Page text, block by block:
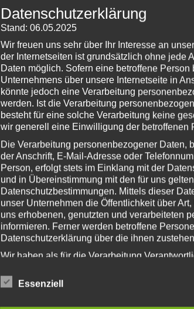
Datenschutzerklärung
Stand: 06.05.2025
Wir freuen uns sehr über Ihr Interesse an
der Internetseiten ist grundsätzlich ohne jede
Daten möglich. Sofern eine betroffene
Unternehmens über unsere Internetseite in
könnte jedoch eine Verarbeitung
werden. Ist die Verarbeitung
besteht für eine solche Verarbeitung keine
wir generell eine Einwilligung der betroffenen
Die Verarbeitung personenbezogener Daten,
der Anschrift, E-Mail-Adresse oder
Person, erfolgt stets im Einklang mit der
und in Übereinstimmung mit den für uns
Datenschutzbestimmungen. Mittels dieser
unser Unternehmen die Öffentlichkeit über
uns erhobenen, genutzten und verarbeiteten
informieren. Ferner werden betroffene
Datenschutzerklärung über die ihnen
Wir haben als für die Verarbeitung
lückenlosen Schutz der über diese
personenbezogenen Daten sicherzustellen.
Essenziell